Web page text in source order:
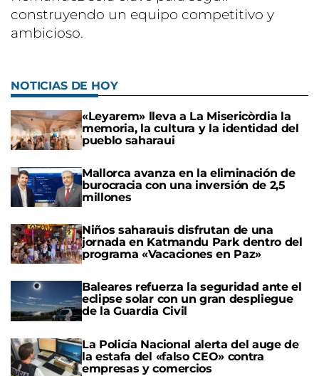
construyendo un equipo competitivo y
ambicioso.
NOTICIAS DE HOY
«Leyarem» lleva a La Misericòrdia la
memoria, la cultura y la identidad del
pueblo saharaui
Mallorca avanza en la eliminación de
burocracia con una inversión de 2,5
millones
Niños saharauis disfrutan de una
jornada en Katmandu Park dentro del
programa «Vacaciones en Paz»
Baleares refuerza la seguridad ante el
eclipse solar con un gran despliegue
de la Guardia Civil
La Policía Nacional alerta del auge de
la estafa del «falso CEO» contra
empresas y comercios